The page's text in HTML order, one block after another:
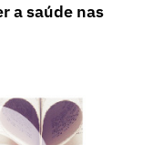
a saúde nas